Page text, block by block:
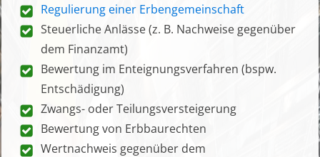
Regulierung einer Erbengemeinschaft
Steuerliche Anlässe (z. B. Nachweise gegenüber
dem Finanzamt)
Bewertung im Enteignungsverfahren (bspw.
Entschädigung)
Zwangs- oder Teilungsversteigerung
Bewertung von Erbbaurechten
Wertnachweis gegenüber dem